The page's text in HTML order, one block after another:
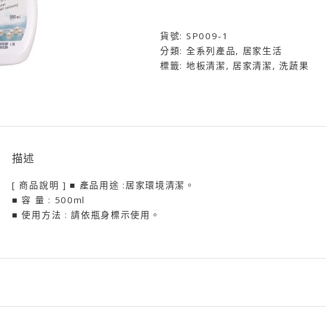
噴
霧
瓶
貨號: SP009-1
分類: 全系列產品, 居家生活
標籤: 地板清潔 , 居家清潔 ,洗蔬果
描述
[ 商品說明 ] ■ 產品用途 :居家環境清潔。
■ 容 量 : 500ml
■ 使用方法 : 請依瓶身標示使用。